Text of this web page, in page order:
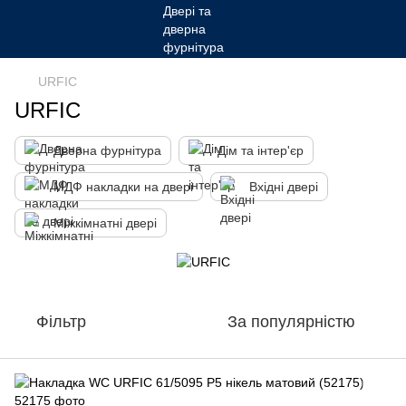
URFIC
URFIC
Дверна фурнітура Дім та інтер'єр
МДФ накладки на двері Вхідні двері
Міжкімнатні двері
Фільтр За популярністю